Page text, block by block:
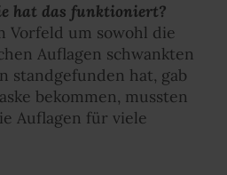
hat das funktioniert?
Vorfeld um sowohl die
Auflagen schwankten
standgefunden hat, gab
bekommen, mussten
Auflagen für viele